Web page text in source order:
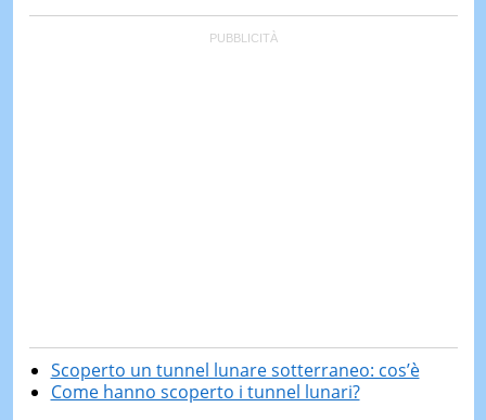
Scoperto un tunnel lunare sotterraneo: cos’è
Come hanno scoperto i tunnel lunari?